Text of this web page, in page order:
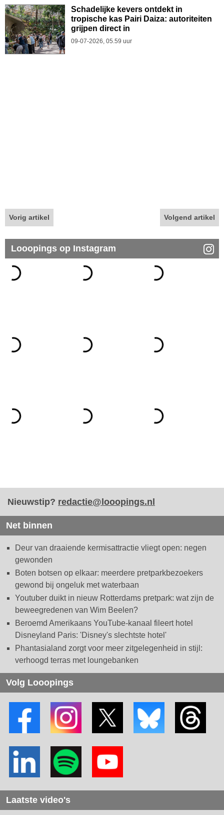
Schadelijke kevers ontdekt in
tropische kas Pairi Daiza: autoriteiten
grijpen direct in
09-07-2026, 05.59 uur
Vorig artikel Volgend artikel
Looopings op Instagram
Nieuwstip? redactie@looopings.nl
Net binnen
Deur van draaiende kermisattractie vliegt open: negen
gewonden
Boten botsen op elkaar: meerdere pretparkbezoekers
gewond bij ongeluk met waterbaan
Youtuber duikt in nieuw Rotterdams pretpark: wat zijn de
beweegredenen van Wim Beelen?
Beroemd Amerikaans YouTube-kanaal fileert hotel
Disneyland Paris: 'Disney's slechtste hotel'
Phantasialand zorgt voor meer zitgelegenheid in stijl:
verhoogd terras met loungebanken
Volg Looopings
Laatste video's